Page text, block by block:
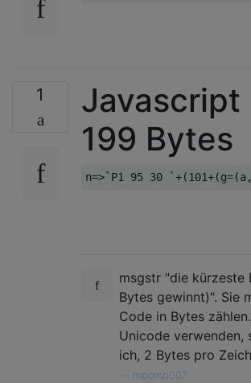
1
Javascript
199 Bytes
msgstr "die kürzeste
Bytes gewinnt)". Sie
Code in Bytes
Unicode verwenden,
ich, 2 Bytes pro
mbomb007